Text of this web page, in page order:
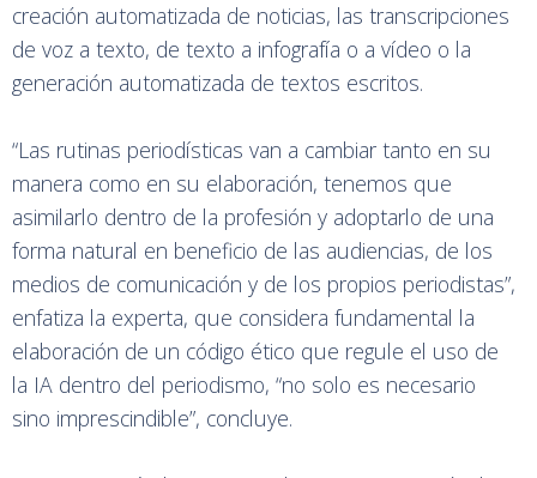
creación automatizada de noticias, las transcripciones
de voz a texto, de texto a infografía o a vídeo o la
generación automatizada de textos escritos.
“Las rutinas periodísticas van a cambiar tanto en su
manera como en su elaboración, tenemos que
asimilarlo dentro de la profesión y adoptarlo de una
forma natural en beneficio de las audiencias, de los
medios de comunicación y de los propios periodistas”,
enfatiza la experta, que considera fundamental la
elaboración de un código ético que regule el uso de
la IA dentro del periodismo, “no solo es necesario
sino imprescindible”, concluye.